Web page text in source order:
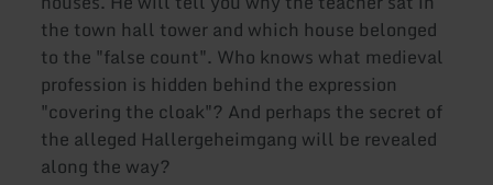
the town hall tower and which house belonged
to the "false count". Who knows what medieval
profession is hidden behind the expression
"covering the cloak"? And perhaps the secret of
the alleged Hallergeheimgang will be revealed
along the way?